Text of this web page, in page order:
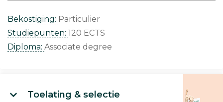
Bekostiging: Particulier
Studiepunten: 120 ECTS
Diploma: Associate degree
Toelating & selectie